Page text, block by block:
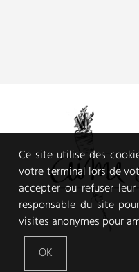
Ce site utilise des
votre terminal lors de
accepter ou refuser
responsable du site
visites anonymes pour
OK